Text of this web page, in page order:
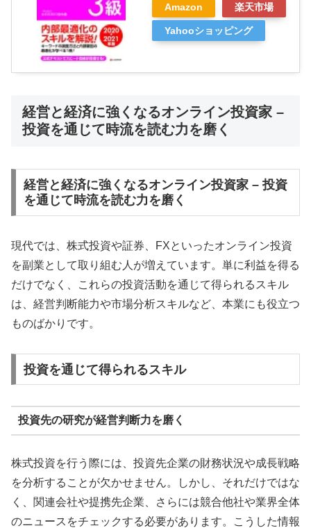
Amazon 楽天市場
Yahooショッピング
経営と経済に強くなるオンライン投資家 –
投資を通じて時流を読む力を磨く
経営と経済に強くなるオンライン投資家 – 投資
を通じて時流を読む力を磨く
現代では、株式投資や証券、FXといったオンライン投資
を副業として取り組む人が増えています。単に利益を得る
だけでなく、これらの投資活動を通じて得られるスキル
は、経営判断能力や市場分析スキルなど、本業にも役立つ
ものばかりです。
投資を通じて得られるスキル
投資先の研究が経営判断力を磨く
株式投資を行う際には、投資先企業の財務状況や成長戦略
を分析することが欠かせません。しかし、それだけではな
く、関連会社や提携先企業、さらには競合他社や業界全体
のニュースをチェックする必要があります。こうした情報